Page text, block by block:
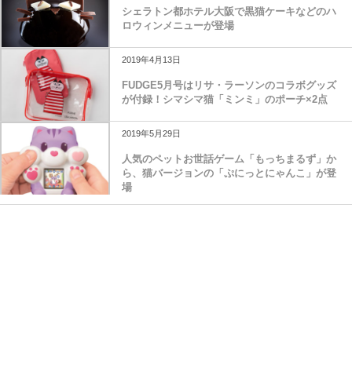
シェラトン都ホテル大阪で黒猫ケーキなどのハ
ロウィンメニューが登場
2019年4月13日
FUDGE5月号はリサ・ラーソンのコラボグッズ
が付録！シマシマ猫「ミンミ」のポーチ×2点
2019年5月29日
人気のペットお世話ゲーム「もっちまるず」か
ら、猫バージョンの「ぷにっとにゃんこ」が登
場